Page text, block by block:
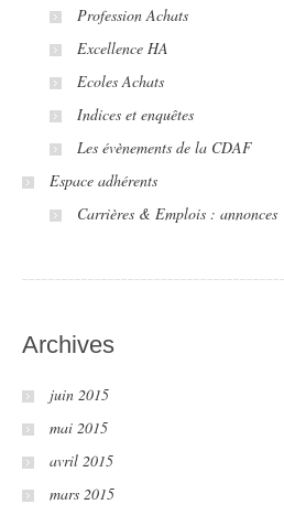
Profession Achats
Excellence HA
Ecoles Achats
Indices et enquêtes
Les évènements de la CDAF
Espace adhérents
Carrières & Emplois : annonces
Archives
juin 2015
mai 2015
avril 2015
mars 2015